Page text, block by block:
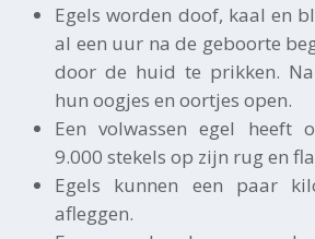
Egels worden doof, kaal en
al een uur na de geboorte
door de huid te prikken.
hun oogjes en oortjes open.
Een volwassen egel heeft
9.000 stekels op zijn rug en
Egels kunnen een paar
afleggen.